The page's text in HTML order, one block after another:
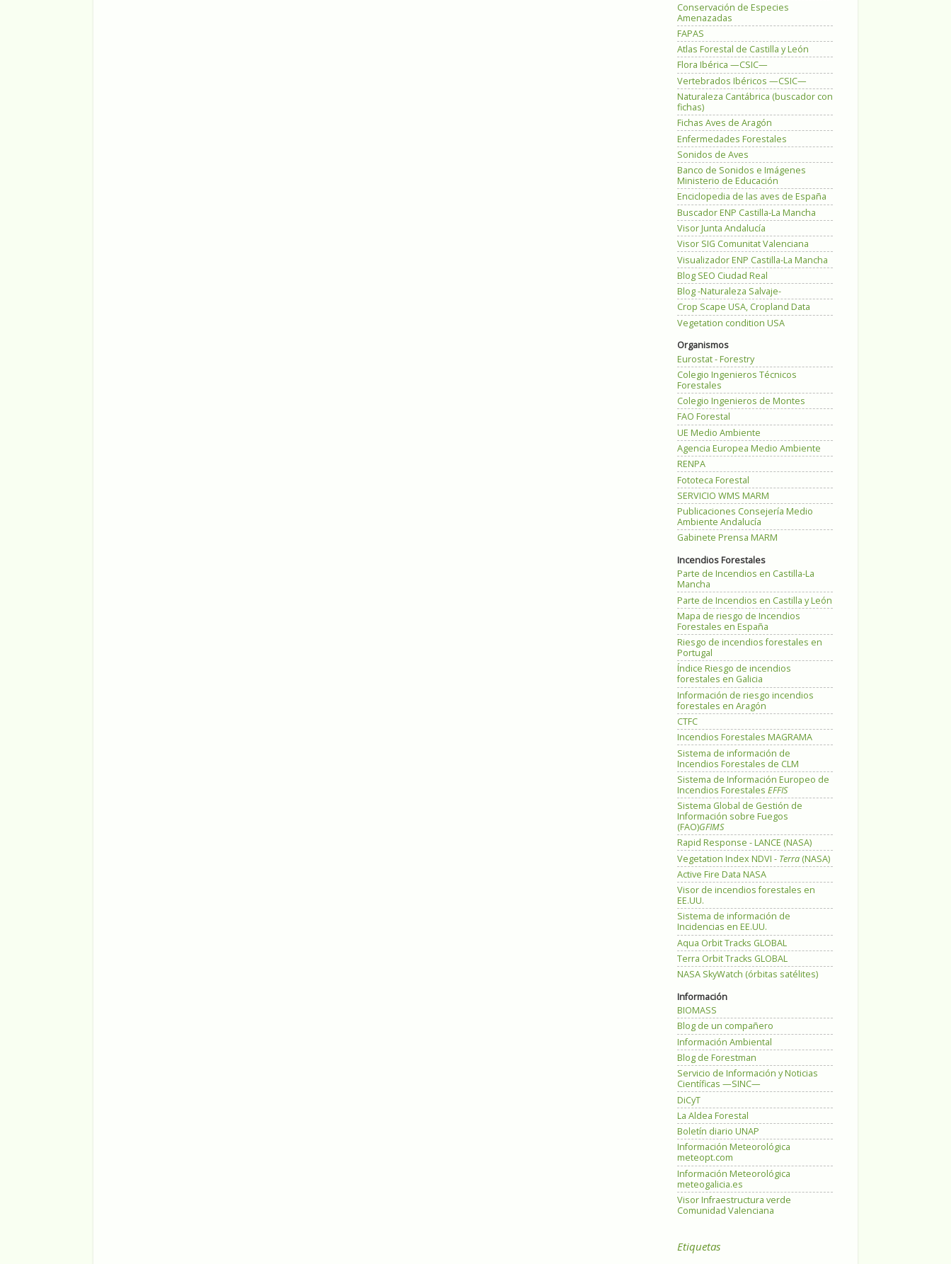
Conservación de Especies
Amenazadas
FAPAS
Atlas Forestal de Castilla y León
Flora Ibérica —CSIC—
Vertebrados Ibéricos —CSIC—
Naturaleza Cantábrica (buscador con
fichas)
Fichas Aves de Aragón
Enfermedades Forestales
Sonidos de Aves
Banco de Sonidos e Imágenes
Ministerio de Educación
Enciclopedia de las aves de España
Buscador ENP Castilla-La Mancha
Visor Junta Andalucía
Visor SIG Comunitat Valenciana
Visualizador ENP Castilla-La Mancha
Blog SEO Ciudad Real
Blog -Naturaleza Salvaje-
Crop Scape USA, Cropland Data
Vegetation condition USA
Organismos
Eurostat - Forestry
Colegio Ingenieros Técnicos
Forestales
Colegio Ingenieros de Montes
FAO Forestal
UE Medio Ambiente
Agencia Europea Medio Ambiente
RENPA
Fototeca Forestal
SERVICIO WMS MARM
Publicaciones Consejería Medio
Ambiente Andalucía
Gabinete Prensa MARM
Incendios Forestales
Parte de Incendios en Castilla-La
Mancha
Parte de Incendios en Castilla y León
Mapa de riesgo de Incendios
Forestales en España
Riesgo de incendios forestales en
Portugal
Índice Riesgo de incendios
forestales en Galicia
Información de riesgo incendios
forestales en Aragón
CTFC
Incendios Forestales MAGRAMA
Sistema de información de
Incendios Forestales de CLM
Sistema de Información Europeo de
Incendios Forestales EFFIS
Sistema Global de Gestión de
Información sobre Fuegos
(FAO)GFIMS
Rapid Response - LANCE (NASA)
Vegetation Index NDVI - Terra (NASA)
Active Fire Data NASA
Visor de incendios forestales en
EE.UU.
Sistema de información de
Incidencias en EE.UU.
Aqua Orbit Tracks GLOBAL
Terra Orbit Tracks GLOBAL
NASA SkyWatch (órbitas satélites)
Información
BIOMASS
Blog de un compañero
Información Ambiental
Blog de Forestman
Servicio de Información y Noticias
Científicas —SINC—
DiCyT
La Aldea Forestal
Boletín diario UNAP
Información Meteorológica
meteopt.com
Información Meteorológica
meteogalicia.es
Visor Infraestructura verde
Comunidad Valenciana
Etiquetas